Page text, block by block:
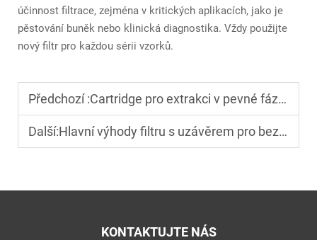
účinnost filtrace, zejména v kritických aplikacích, jako je
pěstování buněk nebo klinická diagnostika. Vždy použijte
nový filtr pro každou sérii vzorků.
Předchozí :Cartridge pro extrakci v pevné fázi: Zvyšte přesnost a efektivitu
Další:Hlavní výhody filtru s uzávěrem pro bezpečnou a rychlou filtraci
KONTAKTUJTE NÁS